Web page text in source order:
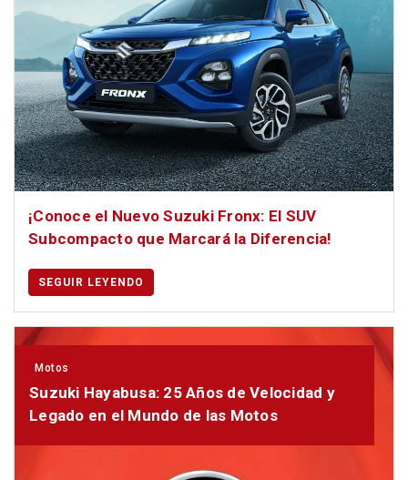
¡Conoce el Nuevo Suzuki Fronx: El SUV
Subcompacto que Marcará la Diferencia!
SEGUIR LEYENDO
Motos
Suzuki Hayabusa: 25 Años de Velocidad y
Legado en el Mundo de las Motos